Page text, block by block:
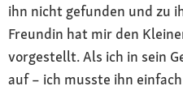
ihn nicht gefunden und zu
Freundin hat mir den
vorgestellt. Als ich in sein
auf – ich musste ihn